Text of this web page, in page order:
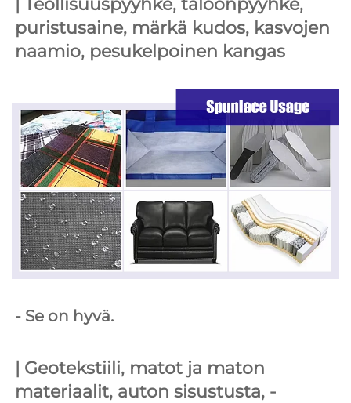
Teollisuuspyyhke, taloonpyyhke,
puristusaine, märkä kudos, kasvojen
naamio, pesukelpoinen kangas
- Se on hyvä.
| Geotekstiili, matot ja maton
materiaalit, auton sisustusta, -